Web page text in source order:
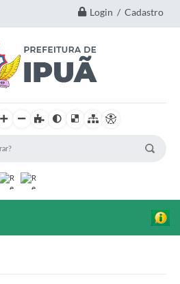
Login / Cadastro